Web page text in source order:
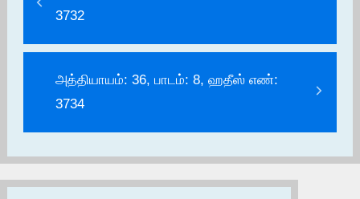
3732
அத்தியாயம்: 36, பாடம்: 8, ஹதீஸ் எண்:
3734